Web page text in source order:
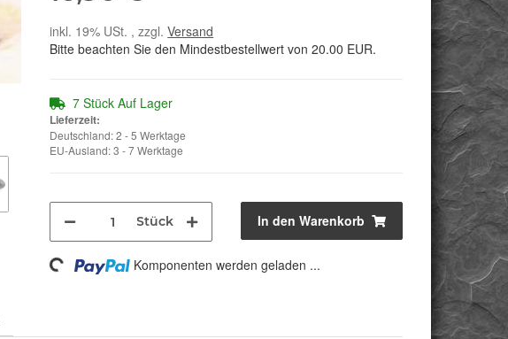
inkl. 19% USt. , zzgl.Versand
Bitte beachten Sie den Mindestbestellwert von 20.00 EUR.
7 Stück Auf Lager
Lieferzeit:
Deutschland: 2 - 5 Werktage
EU-Ausland: 3 - 7 Werktage
Stück In den Warenkorb
Loading... Komponenten werden geladen ...